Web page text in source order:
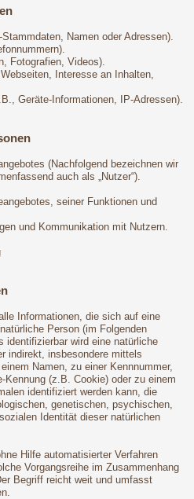
Namen oder Adressen).
Fotografien, Videos).
Interesse an Inhalten,
Geräte-Informationen, IP-Adressen).
(Nachfolgend bezeichnen wir
auch als „Nutzer“).
seiner Funktionen und
und Kommunikation mit Nutzern.
Informationen, die sich auf eine
Person (im Folgenden
identifizierbar wird eine natürliche
indirekt, insbesondere mittels
Namen, zu einer Kennnummer,
(z.B. Cookie) oder zu einem
identifiziert werden kann, die
genetischen, psychischen,
Identität dieser natürlichen
Hilfe automatisierter Verfahren
Vorgangsreihe im Zusammenhang
Begriff reicht weit und umfasst